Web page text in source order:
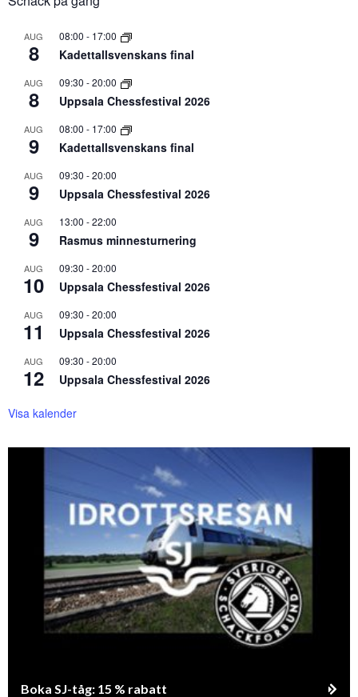
AUG
8
08:00 - 17:00
Kadettallsvenskans final
AUG
8
09:30 -20:00
Uppsala Chessfestival 2026
AUG
9
08:00 - 17:00
Kadettallsvenskans final
AUG
9
09:30 -20:00
Uppsala Chessfestival 2026
AUG
9
13:00 -22:00
Rasmus minnesturnering
AUG
10
09:30 -20:00
Uppsala Chessfestival 2026
AUG
11
09:30 -20:00
Uppsala Chessfestival 2026
AUG
12
09:30 -20:00
Uppsala Chessfestival 2026
Visa kalender
Boka SJ-tåg: 15 % rabatt